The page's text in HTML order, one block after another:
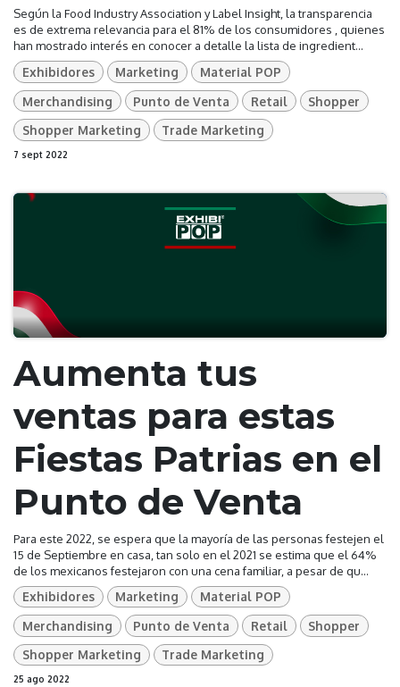
Según la Food Industry Association y Label Insight, la transparencia
es de extrema relevancia para el 81% de los consumidores , quienes
han mostrado interés en conocer a detalle la lista de ingredient...
Exhibidores Marketing
Material POP
Merchandising
Punto de Venta Retail
Shopper
Shopper Marketing
Trade Marketing
7 sept 2022
Aumenta tus
ventas para estas
Fiestas Patrias en el
Punto de Venta
Para este 2022, se espera que la mayoría de las personas festejen el
15 de Septiembre en casa, tan solo en el 2021 se estima que el 64%
de los mexicanos festejaron con una cena familiar, a pesar de qu...
Exhibidores Marketing
Material POP
Merchandising
Punto de Venta Retail
Shopper
Shopper Marketing
Trade Marketing
25 ago 2022